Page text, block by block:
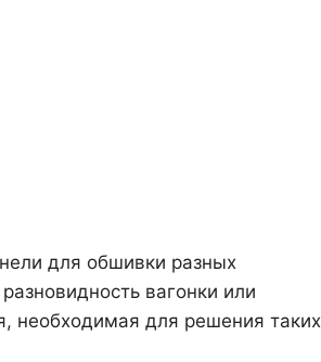
для обшивки разных
вагонки или
необходимая для решения таких